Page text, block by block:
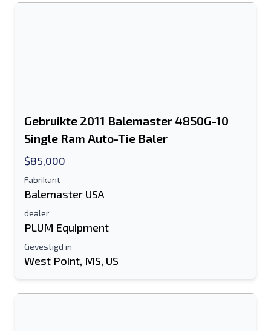
Gebruikte 2011 Balemaster 4850G-10
Single Ram Auto-Tie Baler
$85,000
Fabrikant
Balemaster USA
dealer
PLUM Equipment
Gevestigd in
West Point, MS, US